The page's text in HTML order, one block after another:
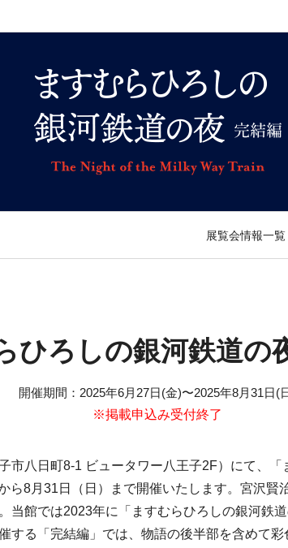
展覧会情報一覧
ひろしの銀河鉄道の
開催期間 ： 2025年6月27日(金)〜2025年8月31日(
※掲載申込み受付終了
市八日町8-1 ビュータワー八王子2F）にて、
ら8月31日（日）まで開催いたします。宮沢賢
当館では2023年に「ますむらひろしの銀河鉄
する「完結編」では、物語の後半部を含めて